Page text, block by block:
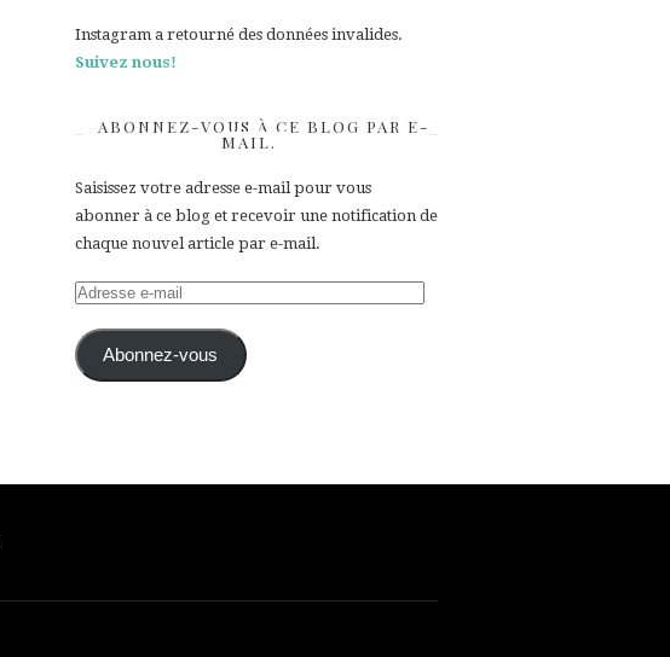
Instagram a retourné des données invalides.
Suivez nous!
ABONNEZ-VOUS À CE BLOG PAR E-
MAIL.
Saisissez votre adresse e-mail pour vous
abonner à ce blog et recevoir une notification de
chaque nouvel article par e-mail.
Adresse
mail Abonnez-vous